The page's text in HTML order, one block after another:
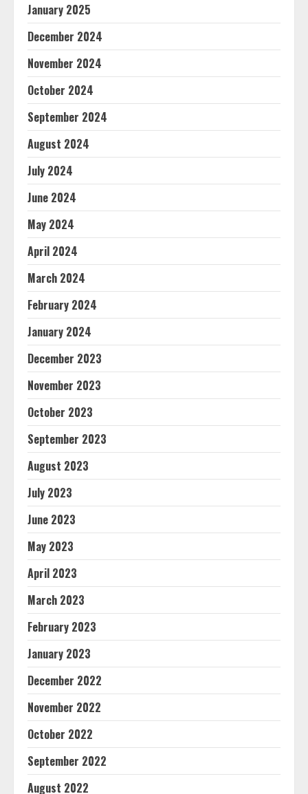
January 2025
December 2024
November 2024
October 2024
September 2024
August 2024
July 2024
June 2024
May 2024
April 2024
March 2024
February 2024
January 2024
December 2023
November 2023
October 2023
September 2023
August 2023
July 2023
June 2023
May 2023
April 2023
March 2023
February 2023
January 2023
December 2022
November 2022
October 2022
September 2022
August 2022